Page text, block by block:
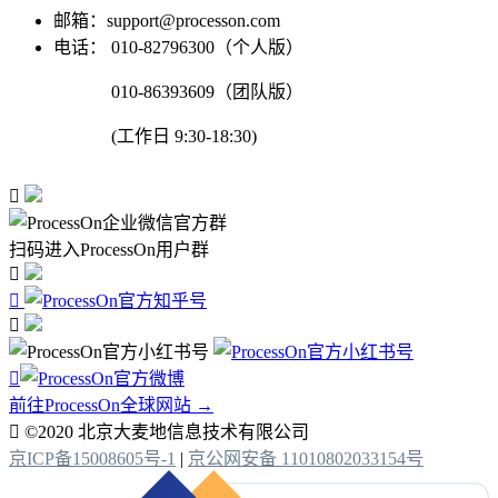
邮箱：support@processon.com
电话：
010-82796300（个人版）
010-86393609（团队版）
(工作日 9:30-18:30)

扫码进入ProcessOn用户群




前往ProcessOn全球网站 →
 ©2020 北京大麦地信息技术有限公司
京ICP备15008605号-1 | 京公网安备 11010802033154号